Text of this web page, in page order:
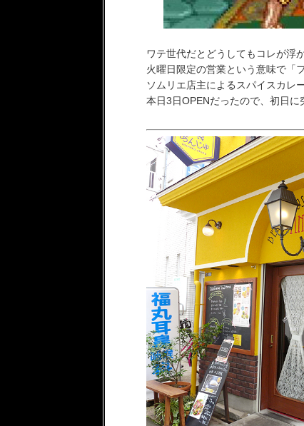
ワテ世代だとどうしてもコレが浮
火曜日限定の営業という意味で「
ソムリエ店主によるスパイスカレ
本日3日OPENだったので、初日に